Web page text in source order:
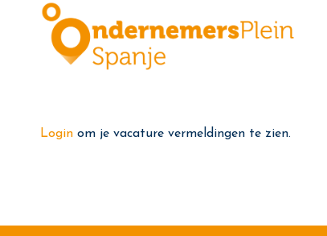
Login om je vacature vermeldingen te zien.